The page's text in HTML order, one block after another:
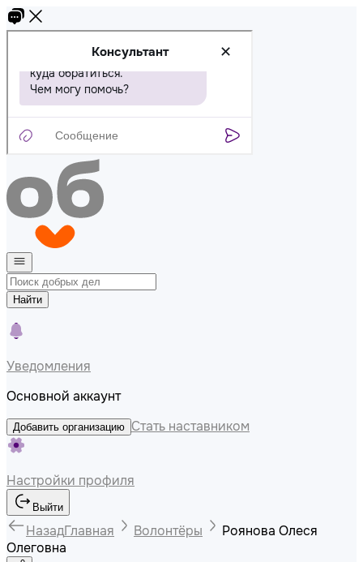
Найти
Уведомления
Основной аккаунт
Добавить организацию Стать наставником
Настройки профиля
Выйти
НазадГлавная Волонтёры
Роянова Олеся
Олеговна